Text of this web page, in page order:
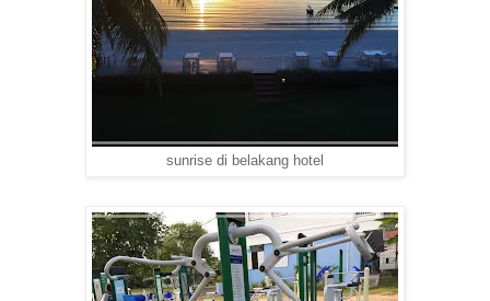
sunrise di belakang hotel